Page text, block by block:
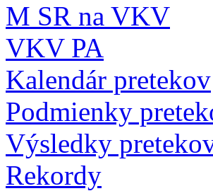
M SR na VKV
VKV PA
Kalendár pretekov
Podmienky
Výsledky
Rekordy